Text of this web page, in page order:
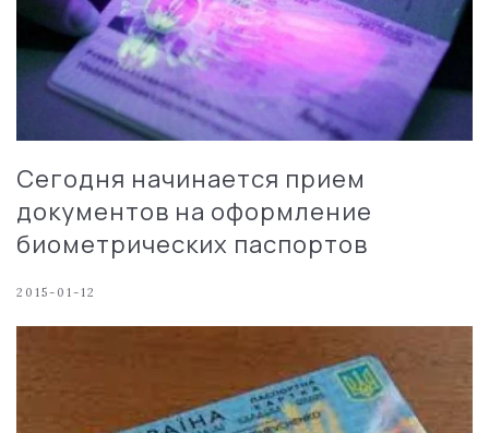
Сегодня начинается прием
документов на оформление
биометрических паспортов
2015-01-12